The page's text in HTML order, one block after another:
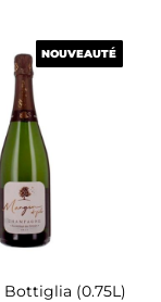
NOUVEAUTÉ
Bottiglia (0.75L)
NOUVEAUTÉ